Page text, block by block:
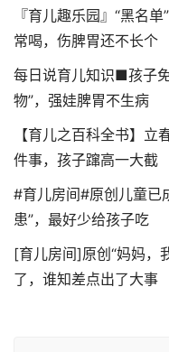
『育儿趣乐园』“黑名
常喝，伤脾胃还不长个
每日说育儿知识■孩子
物”，强娃脾胃不生病
【育儿之百科全书】立
件事，孩子蹿高一大截
#育儿房间#原创儿童已
患”，最好少给孩子吃
[育儿房间]原创“妈妈，
了，谁知差点出了大事